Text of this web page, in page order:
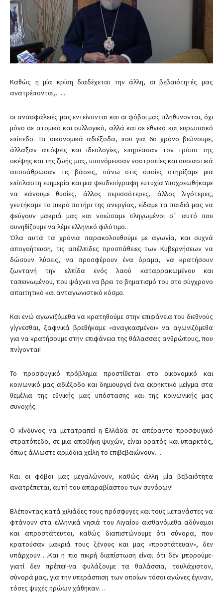
Καθώς η μία κρίση διαδέχεται την άλλη, οι βεβαιότητές μας
ανατρέπονται,…..
οι ανασφάλειές μας εντείνονται και οι φόβοι μας πληθύνονται, όχι
μόνο σε ατομικό και συλλογικό, αλλά και σε εθνικό και ευρωπαϊκό
επίπεδο. Τα οικονομικά αδιέξοδα, που για 6ο χρόνο βιώνουμε,
άλλαξαν απόψεις και ιδεολογίες, επηρέασαν τον τρόπο της
σκέψης και της ζωής μας, υπονόμευσαν νοοτροπίες και ουσιαστικά
αποσάθρωσαν τις βάσεις, πάνω στις οποίες στηρίζαμε μια
επίπλαστη ευημερία και μια ψευδεπίγραφη ευτυχία.Υποχρεωθήκαμε
να κάνουμε θυσίες, άλλος περισσότερες, άλλος λιγότερες,
γευτήκαμε το πικρό ποτήρι της ανεργίας, είδαμε τα παιδιά μας να
φεύγουν μακριά μας και νοιώσαμε πληγωμένοι σ` αυτό που
συνηθίζουμε να λέμε ελληνικό φιλότιμο..
Όλα αυτά τα χρόνια παρακολουθούμε με αγωνία, και συχνά
απογοήτευση, τις απέλπιδες προσπάθειες των Κυβερνήσεων να
δώσουν λύσεις, να προσφέρουν ένα όραμα, να κρατήσουν
ζωντανή την ελπίδα ενός λαού καταρρακωμένου και
ταπεινωμένου, που ψάχνει να βρει το βηματισμό του στο σύγχρονο
απαιτητικό και ανταγωνιστικό κόσμο.
Και ενώ αγωνιζόμεθα να κρατηθούμε στην επιφάνεια του διεθνούς
γίγνεσθαι, ξαφνικά βρεθήκαμε «αναγκασμένοι» να αγωνιζόμεθα
για να κρατήσουμε στην επιφάνεια της θάλασσας ανθρώπους, που
πνίγονται!
Το προσφυγικό πρόβλημα προστίθεται στο οικονομικό και
κοινωνικό μας αδιέξοδο και δημιουργεί ένα εκρηκτικό μείγμα στα
θεμέλια της εθνικής μας υπόστασης και της κοινωνικής μας
συνοχής.
Ο κίνδυνος να μετατραπεί η Ελλάδα σε απέραντο προσφυγικό
στρατόπεδο, σε μια αποθήκη ψυχών, είναι ορατός και υπαρκτός,
όπως άλλωστε αρμόδια χείλη το επιβεβαιώνουν…
Και οι φόβοι μας μεγαλώνουν, καθώς άλλη μία βεβαιότητα
ανατρέπεται, αυτή του απαραβίαστου των συνόρων!
Βλέποντας κατά χιλιάδες τους πρόσφυγες και τους μετανάστες να
φτάνουν στα ελληνικά νησιά του Αιγαίου αισθανόμεθα αδύναμοι
και απροστάτευτοι, καθώς διαπιστώνουμε ότι σύνορα, που
κρατούσαν μακριά τους ξένους και μας «προστάτευαν», δεν
υπάρχουν….Και η πιο πικρή διαπίστωση είναι ότι δεν μπορούμε-
γιατί δεν πρέπει!-να φυλάξουμε τα θαλάσσια, τουλάχιστον,
σύνορά μας, για την υπεράσπιση των οποίων τόσοι αγώνες έγιναν,
τόσες ψυχές ηρώων χάθηκαν…